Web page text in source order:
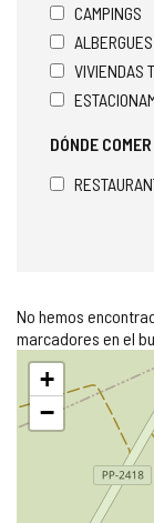
CAMPINGS
ALBERGUES
VIVIENDAS
DÓNDE COMER
No hemos
marcadores en el
Saltar
mapa
+
−